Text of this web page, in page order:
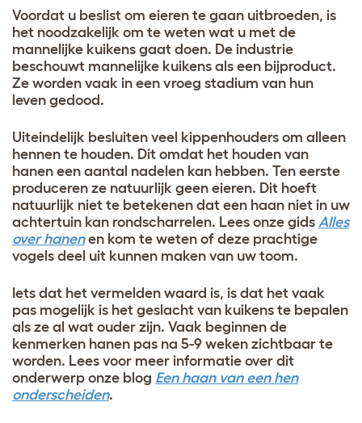
Voordat u beslist om eieren te gaan uitbroeden, is
het noodzakelijk om te weten wat u met de
mannelijke kuikens gaat doen. De industrie
beschouwt mannelijke kuikens als een bijproduct.
Ze worden vaak in een vroeg stadium van hun
leven gedood.
Uiteindelijk besluiten veel kippenhouders om alleen
hennen te houden. Dit omdat het houden van
hanen een aantal nadelen kan hebben. Ten eerste
produceren ze natuurlijk geen eieren. Dit hoeft
natuurlijk niet te betekenen dat een haan niet in uw
achtertuin kan rondscharrelen. Lees onze gids Alles
over hanenen kom te weten of deze prachtige
vogels deel uit kunnen maken van uw toom.
Iets dat het vermelden waard is, is dat het vaak
pas mogelijk is het geslacht van kuikens te bepalen
als ze al wat ouder zijn. Vaak beginnen de
kenmerken hanen pas na 5-9 weken zichtbaar te
worden. Lees voor meer informatie over dit
onderwerp onze blog Een haan van een hen
onderscheiden.